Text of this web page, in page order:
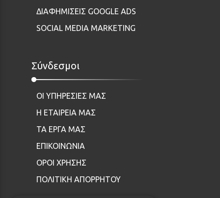
ΔΙΑΦΗΜΙΣΕΙΣ GOOGLE ADS
SOCIAL MEDIA MARKETING
Σύνδεσμοι
ΟΙ ΥΠΗΡΕΣΙΕΣ ΜΑΣ
Η ΕΤΑΙΡΕΙΑ ΜΑΣ
ΤΑ ΕΡΓΑ ΜΑΣ
ΕΠΙΚΟΙΝΩΝΙΑ
ΟΡΟΙ ΧΡΗΣΗΣ
ΠΟΛΙΤΙΚΗ ΑΠΟΡΡΗΤΟΥ